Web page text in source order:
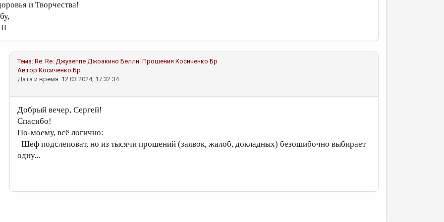
и Творчества!
Тема: Re: Re: Джузеппе Джоакино Белли. Прошения Косиченко Бр
Автор Косиченко Бр
Дата и время: 12.03.2024, 17:32:34
Добрый вечер, Сергей!
Спасибо!
По-моему, всё логично:
Шеф подслеповат, но из тысячи прошений (заявок, жалоб, докладных) безошибочно выбирает
одну...